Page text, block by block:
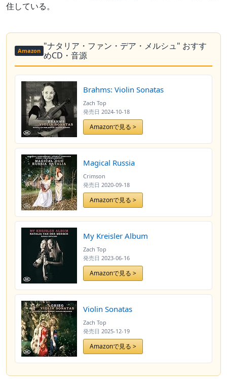
住している。
Amazon "ナタリア・ファン・デア・メルシュ" おすす
めCD・音源
Brahms: Violin Sonatas
Zach Top
発売日 2024-10-18
Amazonで見る >
Magical Russia
Crimson
発売日 2020-09-18
Amazonで見る >
My Kreisler Album
Zach Top
発売日 2023-06-16
Amazonで見る >
Violin Sonatas
Zach Top
発売日 2025-12-19
Amazonで見る >